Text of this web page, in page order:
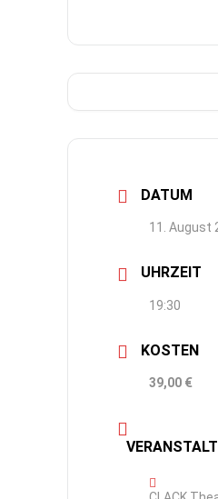
DATUM
11. August
UHRZEIT
19:30
KOSTEN
39,00 €